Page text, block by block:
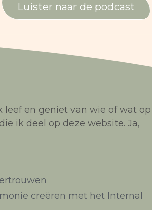
Luister naar de podcast
en geniet van wie of wat op
ik deel op deze website. Ja,
creëren met het Internal